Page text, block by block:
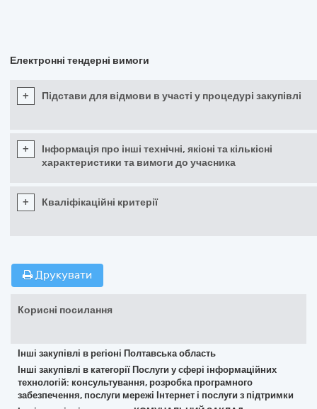
Електронні тендерні вимоги
+ Підстави для відмови в участі у процедурі закупівлі
+
Інформація про інші технічні, якісні та кількісні
характеристики та вимоги до учасника
+ Кваліфікаційні критерії
Друкувати
Корисні посилання
Інші закупівлі в регіоні Полтавська область
Інші закупівлі в категорії Послуги у сфері інформаційних
технологій: консультування, розробка програмного
забезпечення, послуги мережі Інтернет і послуги з підтримки